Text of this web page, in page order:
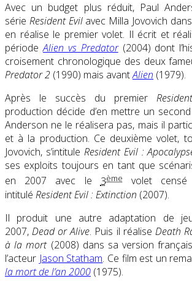
Avec un budget plus réduit, Paul
série Resident Evilavec Milla Jovovich
en réalise le premier volet. Il écrit et
périodeAlien vs Predator(2004) dont
croisement chronologique des deux
Predator 2 (1990) mais avantAlien (1979).
Après le succès du premier
production décide d’en mettre un
Anderson ne le réalisera pas, mais il
et à la production. Ce deuxième volet,
Jovovich, s’intitule Resident Evil :
ses exploits toujours en tant que
en 2007 avec le 3ème
volet
intitulé Resident Evil : Extinction (2007).
Il produit une autre adaptation de
2007,Dead or Alive. Puis il réalise Death
à la mort(2008) dans sa version
l’acteur Jason Statham. Ce film est un
la mort de l’an 2000 (1975).